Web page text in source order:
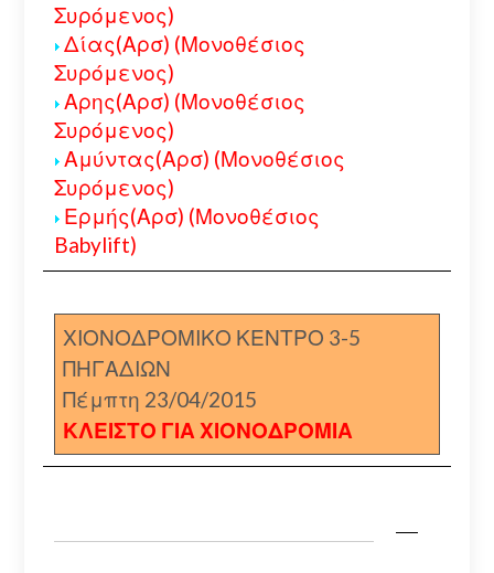
Συρόμενος)
Δίας(Αρσ) (Μονοθέσιος
Συρόμενος)
Αρης(Αρσ) (Μονοθέσιος
Συρόμενος)
Αμύντας(Αρσ) (Μονοθέσιος
Συρόμενος)
Ερμής(Αρσ) (Μονοθέσιος
Babylift)
ΧΙΟΝΟΔΡΟΜΙΚΟ ΚΕΝΤΡΟ 3-5
ΠΗΓΑΔΙΩΝ
Πέμπτη 23/04/2015
ΚΛΕΙΣΤΟ ΓΙΑ ΧΙΟΝΟΔΡΟΜΙΑ